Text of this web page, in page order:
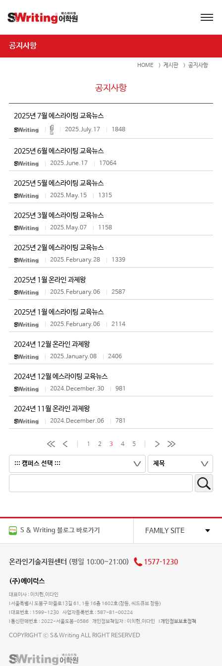
공지사항
HOME 게시판 공지사항
공지사항
2025년 7월 에스라이팅 교육뉴스
2025.July.17 1848
2025년 6월 에스라이팅 교육뉴스
2025.June.17 17064
2025년 5월 에스라이팅 교육뉴스
2025.May.15 1315
2025년 3월 에스라이팅 교육뉴스
2025.May.07 1158
2025년 2월 에스라이팅 교육뉴스
2025.February.28 1339
2025년 1월 온라인 과제왕
2025.February.06 2587
2025년 1월 에스라이팅 교육뉴스
2025.February.06 2114
2024년 12월 온라인 과제왕
2025.January.08 2406
2024년 12월 에스라이팅 교육뉴스
2024.December.30 981
2024년 11월 온라인 과제왕
2024.December.06 781
1 2 3 4 5
S & Writing 블로그 바로가기 FAMILY SITE
온라인기술지원센터 (평일 10:00~21:00) 1577-1230
(주)에이럭스
대표이사 : 이치헌,이다인
서울특별시 도봉구 마들로13길 61, 1동 16층 1602호(창동, 씨드큐브 창동)
대표번호 : 1599-1230 사업자등록번호 : 587-81-00224
통신판매번호 : 2022-서울도봉-0586 개인정보책임자 : 이치헌,이다인 개인정보보호정책
COPYRIGHT ⓒ S&Writing ALL RIGHT RESERVED